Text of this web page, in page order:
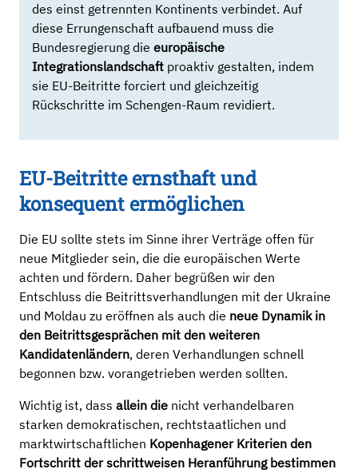
des einst getrennten Kontinents verbindet. Auf
diese Errungenschaft aufbauend muss die
Bundesregierung die europäische
Integrationslandschaft proaktiv gestalten, indem
sie EU-Beitritte forciert und gleichzeitig
Rückschritte im Schengen-Raum revidiert.
EU-Beitritte ernsthaft und
konsequent ermöglichen
Die EU sollte stets im Sinne ihrer Verträge offen für
neue Mitglieder sein, die die europäischen Werte
achten und fördern. Daher begrüßen wir den
Entschluss die Beitrittsverhandlungen mit der Ukraine
und Moldau zu eröffnen als auch die neue Dynamik in
den Beitrittsgesprächen mit den weiteren
Kandidatenländern, deren Verhandlungen schnell
begonnen bzw. vorangetrieben werden sollten.
Wichtig ist, dass allein die nicht verhandelbaren
starken demokratischen, rechtstaatlichen und
marktwirtschaftlichen Kopenhagener Kriterien den
Fortschritt der schrittweisen Heranführung bestimmen